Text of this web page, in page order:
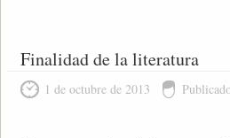
Finalidad de la literatura
1 de octubre de 2013